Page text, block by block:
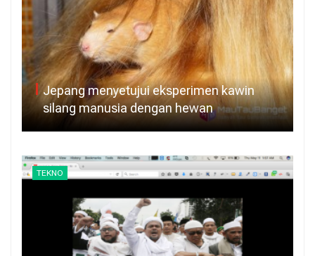
Jepang menyetujui eksperimen kawin
silang manusia dengan hewan
TEKNO